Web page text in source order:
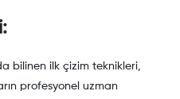
bilinen ilk çizim teknikleri,
profesyonel uzman